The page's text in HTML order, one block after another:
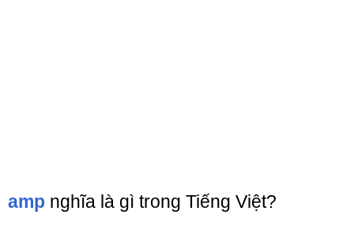
amp nghĩa là gì trong Tiếng Việt?